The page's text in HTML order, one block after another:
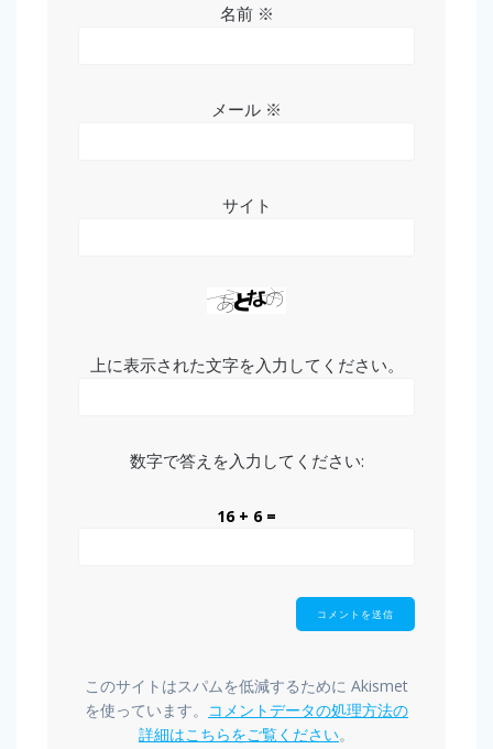
名前 ※
メール ※
サイト
上に表示された文字を入力してください。
数字で答えを入力してください:
16 + 6 =
このサイトはスパムを低減するために Akismet
を使っています。 コメントデータの処理方法の
詳細はこちらをご覧ください。